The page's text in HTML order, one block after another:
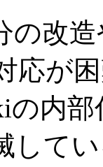
の改
応が
の内
して